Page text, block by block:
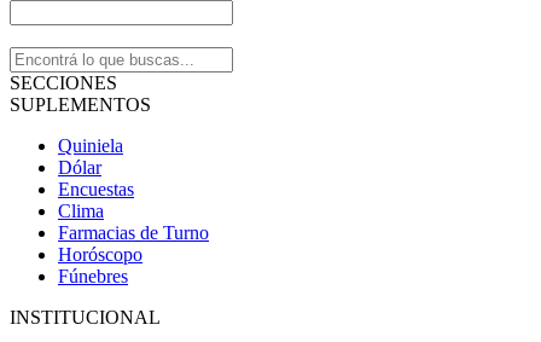
SECCIONES
SUPLEMENTOS
Quiniela
Dólar
Encuestas
Clima
Farmacias de Turno
Horóscopo
Fúnebres
INSTITUCIONAL